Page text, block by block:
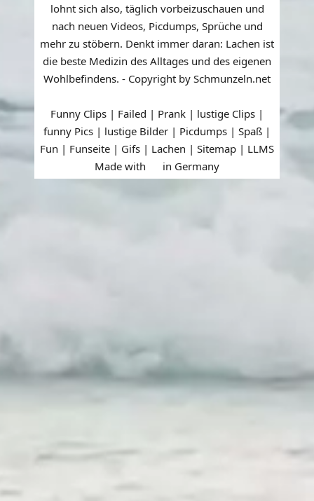
lohnt sich also, täglich vorbeizuschauen und
nach neuen Videos, Picdumps, Sprüche und
mehr zu stöbern. Denkt immer daran: Lachen ist
die beste Medizin des Alltages und des eigenen
Wohlbefindens. - Copyright by Schmunzeln.net
Funny Clips | Failed | Prank | lustige Clips |
funny Pics | lustige Bilder | Picdumps | Spaß |
Fun | Funseite | Gifs | Lachen | Sitemap | LLMS
Made with
in Germany